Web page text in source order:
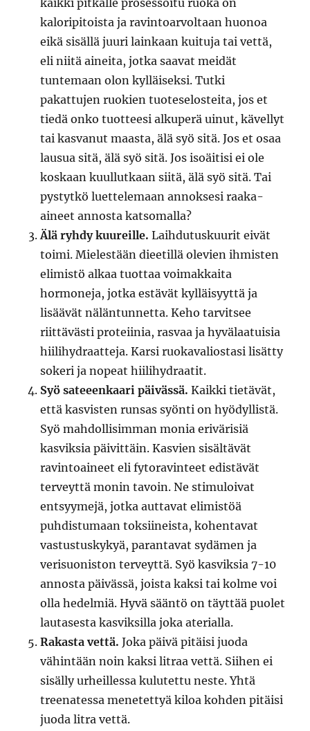
kaikki pitkälle prosessoitu ruoka on
kaloripitoista ja ravintoarvoltaan huonoa
eikä sisällä juuri lainkaan kuituja tai vettä,
eli niitä aineita, jotka saavat meidät
tuntemaan olon kylläiseksi. Tutki
pakattujen ruokien tuoteselosteita, jos et
tiedä onko tuotteesi alkuperä uinut, kävellyt
tai kasvanut maasta, älä syö sitä. Jos et osaa
lausua sitä, älä syö sitä. Jos isoäitisi ei ole
koskaan kuullutkaan siitä, älä syö sitä. Tai
pystytkö luettelemaan annoksesi raaka-
aineet annosta katsomalla?
Älä ryhdy kuureille. Laihdutuskuurit eivät
toimi. Mielestään dieetillä olevien ihmisten
elimistö alkaa tuottaa voimakkaita
hormoneja, jotka estävät kylläisyyttä ja
lisäävät näläntunnetta. Keho tarvitsee
riittävästi proteiinia, rasvaa ja hyvälaatuisia
hiilihydraatteja. Karsi ruokavaliostasi lisätty
sokeri ja nopeat hiilihydraatit.
Syö sateeenkaari päivässä. Kaikki tietävät,
että kasvisten runsas syönti on hyödyllistä.
Syö mahdollisimman monia erivärisiä
kasviksia päivittäin. Kasvien sisältävät
ravintoaineet eli fytoravinteet edistävät
terveyttä monin tavoin. Ne stimuloivat
entsyymejä, jotka auttavat elimistöä
puhdistumaan toksiineista, kohentavat
vastustuskykyä, parantavat sydämen ja
verisuoniston terveyttä. Syö kasviksia 7-10
annosta päivässä, joista kaksi tai kolme voi
olla hedelmiä. Hyvä sääntö on täyttää puolet
lautasesta kasviksilla joka aterialla.
Rakasta vettä. Joka päivä pitäisi juoda
vähintään noin kaksi litraa vettä. Siihen ei
sisälly urheillessa kulutettu neste. Yhtä
treenatessa menetettyä kiloa kohden pitäisi
juoda litra vettä.